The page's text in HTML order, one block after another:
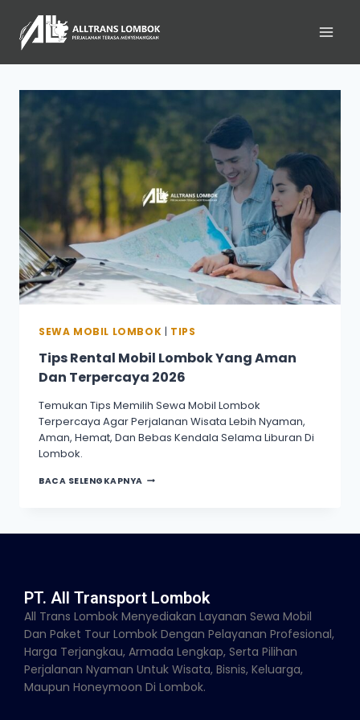
SEWA MOBIL LOMBOK | TIPS
Tips Rental Mobil Lombok Yang Aman
Dan Terpercaya 2026
Temukan Tips Memilih Sewa Mobil Lombok
Terpercaya Agar Perjalanan Wisata Lebih Nyaman,
Aman, Hemat, Dan Bebas Kendala Selama Liburan Di
Lombok.
BACA SELENGKAPNYA
PT. All Transport Lombok
All Trans Lombok Menyediakan Layanan Sewa Mobil
Dan Paket Tour Lombok Dengan Pelayanan Profesional,
Harga Terjangkau, Armada Lengkap, Serta Pilihan
Perjalanan Nyaman Untuk Wisata, Bisnis, Keluarga,
Maupun Honeymoon Di Lombok.